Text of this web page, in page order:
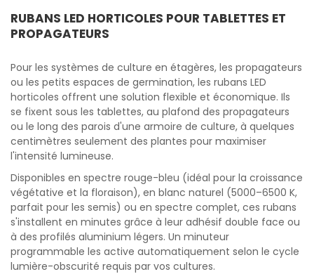
RUBANS LED HORTICOLES POUR TABLETTES ET
PROPAGATEURS
Pour les systèmes de culture en étagères, les propagateurs
ou les petits espaces de germination, les rubans LED
horticoles offrent une solution flexible et économique. Ils
se fixent sous les tablettes, au plafond des propagateurs
ou le long des parois d'une armoire de culture, à quelques
centimètres seulement des plantes pour maximiser
l'intensité lumineuse.
Disponibles en spectre rouge-bleu (idéal pour la croissance
végétative et la floraison), en blanc naturel (5000–6500 K,
parfait pour les semis) ou en spectre complet, ces rubans
s'installent en minutes grâce à leur adhésif double face ou
à des profilés aluminium légers. Un minuteur
programmable les active automatiquement selon le cycle
lumière-obscurité requis par vos cultures.